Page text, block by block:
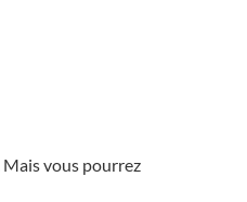
vous pourrez